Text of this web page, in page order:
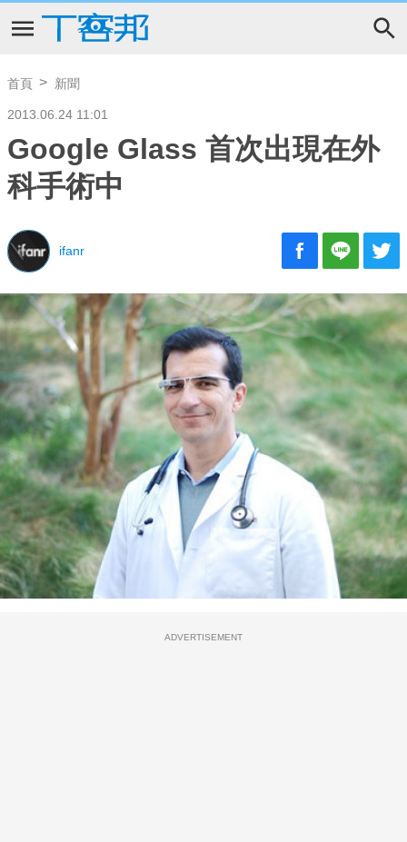
首頁 新聞
2013.06.24 11:01
Google Glass 首次出現在外
科手術中
ifanr
ADVERTISEMENT